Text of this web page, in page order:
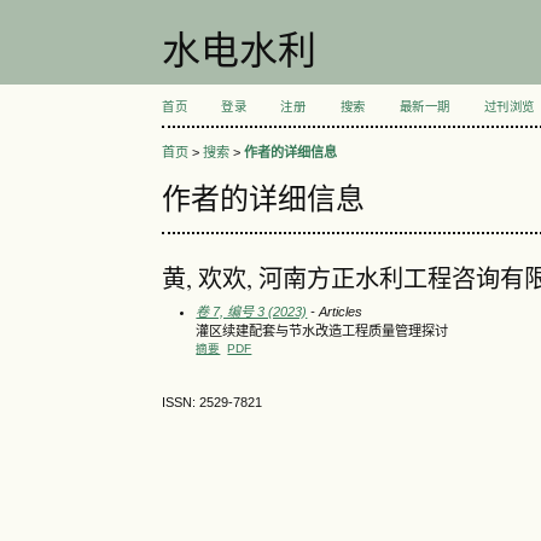
水电水利
首页 登录 注册 搜索 最新一期 过刊浏览
首页 >搜索 >作者的详细信息
作者的详细信息
黄, 欢欢, 河南方正水利工程咨询有
卷 7, 编号 3 (2023) - Articles
灌区续建配套与节水改造工程质量管理探讨
摘要 PDF
ISSN: 2529-7821